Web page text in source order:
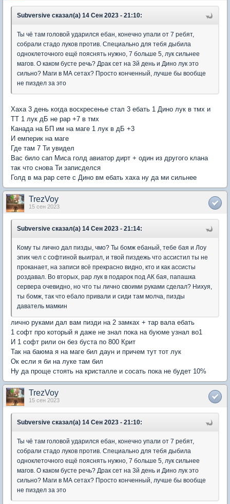
Subversive сказал(а) 14 Сен 2023 - 21:10:
Ты чё там головой ударился ебан, конечно упали от 7 ребят,
собрали стадо луков против. Специально для тебя дыбила
одноклеточного ещё пояснять нужно, 7 больше 5, лук сильнее
магов. О каком бусте речь? Драк сет на 3й день и Дино лук это
сильно? Маги в МА сетах? Просто конченный, лучше бы вообще
не пиздел за это
Хаха 3 день когда воскресенье стал 3 ебать 1 Дино лук в тмх и
ТТ 1 лук дБ не рар +7 в тмх
Канада на БП им на маге 1 лук в дБ +3
И емперик на маге
Где там 7 Ти увидел
Вас било сап Миса голд авиатор дирт + один из другого клана
так что снова Ти записделся
Голд в ма рар сете с Дино вм ебать хаха ну да ми сильнее
TrezVoy
15 сен 2023
Subversive сказал(а) 14 Сен 2023 - 21:14:
Кому ты лично дал пизды, чмо? Ты бомж ебаный, тебе бая и Лоу
эпик чел с софтиной выиграл, и твой пиздежь что ассистил ты не
проканает, на записи всё прекрасно видно, кто и как ассисты
роздавал. Во вторых, рар лук в подарок под АК бая, папашка
сервера очевидно, но что ты лично своими руками сделал? Нихуя,
ты бомж, так что ебало привали и сиди там молча, пизды
даватель мамкин
лично руками дал вам пизди на 2 замках + тар вала ебать
1 софт про который я даже не знал пока на буюме узнал во1
И 1 софт рили он без буста по 800 Крит
Так на баюма я на маге бил даун и причем тут тот лук
Ок если я би на луке там бил
Ну да проще стоять на кристалле и сосать пока не будет 10%
TrezVoy
15 сен 2023
Subversive сказал(а) 14 Сен 2023 - 21:10:
Ты чё там головой ударился ебан, конечно упали от 7 ребят,
собрали стадо луков против. Специально для тебя дыбила
одноклеточного ещё пояснять нужно, 7 больше 5, лук сильнее
магов. О каком бусте речь? Драк сет на 3й день и Дино лук это
сильно? Маги в МА сетах? Просто конченный, лучше бы вообще
не пиздел за это